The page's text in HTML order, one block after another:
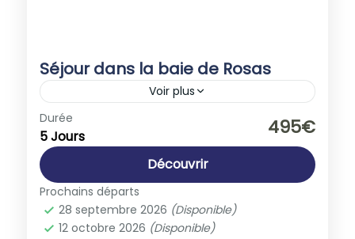
Séjour dans la baie de Rosas
Voir plus
Espagne
1 Personne
Durée
5 Jours 495€
Découvrir
Prochains départs
28 septembre 2026 (Disponible)
12 octobre 2026 (Disponible)